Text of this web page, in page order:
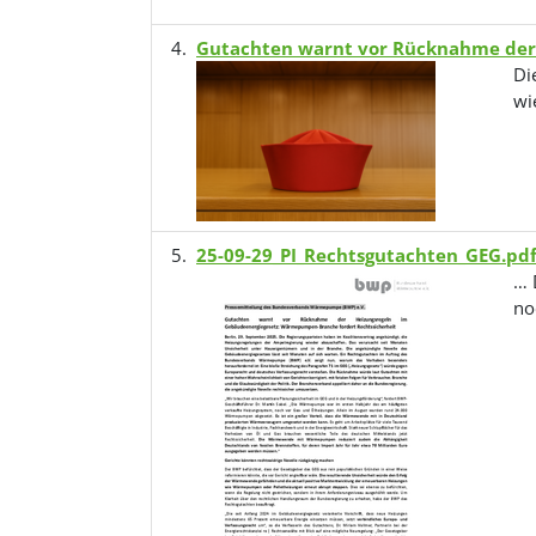
Gutachten warnt vor Rücknahme
25-09-29_PI_Rechtsgutachten_GEG.pdf
…